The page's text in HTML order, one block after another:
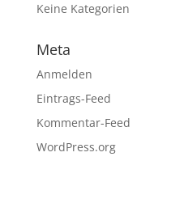
Keine Kategorien
Meta
Anmelden
Eintrags-Feed
Kommentar-Feed
WordPress.org